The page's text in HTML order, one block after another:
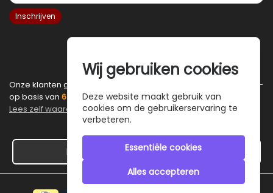
Inschrijven
Onze klanten geven
-
op basis van 6 échte reviews.
Lees zelf waarom ze zo enthousiast zijn..
Hier de overeenkomst ontbinden
Veilig betalen met
Wij gebruiken cookies
Deze website maakt gebruik van
cookies om de gebruikerservaring te
verbeteren.
Essentiële cookies
Alles accepteren